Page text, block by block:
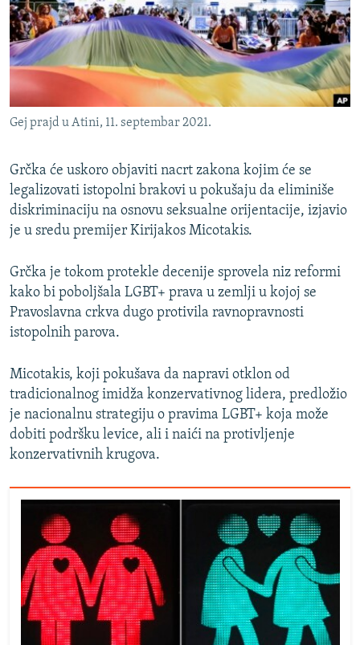
ISPRIČAJ MI
DNEVNO@RSE
SPECIJALI RSE
VIŠE OD NASLOVA
GENOCID U SREBRENICI
POPLAVE I KLIZIŠTA U BIH 2024.
TV LIBERTY
POST SCRIPTUM
TRI DECENIJE OD RATA U BIH
SVE KARTE DEJTONA
NASTANAK I RASPAD JUGOSLAVIJE
PRATITE NAS
Sve RFE/RL stranice
Gej prajd u Atini, 11. septembar 2021.
Grčka će uskoro objaviti nacrt zakona kojim će se
legalizovati istopolni brakovi u pokušaju da eliminiše
diskriminaciju na osnovu seksualne orijentacije, izjavio
je u sredu premijer Kirijakos Micotakis.
Grčka je tokom protekle decenije sprovela niz reformi
kako bi poboljšala LGBT+ prava u zemlji u kojoj se
Pravoslavna crkva dugo protivila ravnopravnosti
istopolnih parova.
Micotakis, koji pokušava da napravi otklon od
tradicionalnog imidža konzervativnog lidera, predložio
je nacionalnu strategiju o pravima LGBT+ koja može
dobiti podršku levice, ali i naići na protivljenje
konzervativnih krugova.